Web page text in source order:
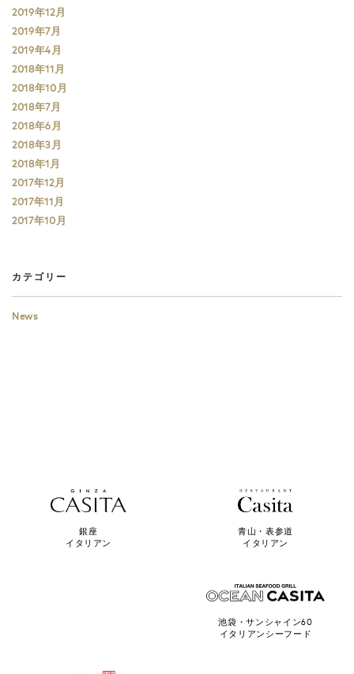
2019年12月
2019年7月
2019年4月
2018年11月
2018年10月
2018年7月
2018年6月
2018年3月
2018年1月
2017年12月
2017年11月
2017年10月
カテゴリー
News
銀座
イタリアン
青山・表参道
イタリアン
池袋・サンシャイン60
イタリアンシーフード